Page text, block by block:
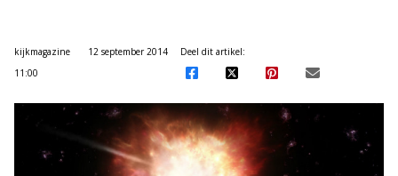
kijkmagazine
12 september 2014
11:00
Deel dit artikel: